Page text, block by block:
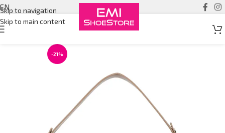
Skip to navigation
Skip to main content
EN
-21%